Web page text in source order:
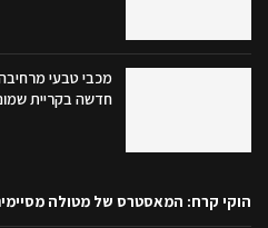
מכבי טבעי
חדשה בקריית
הוקי קרח: המאסטרס של מטולה